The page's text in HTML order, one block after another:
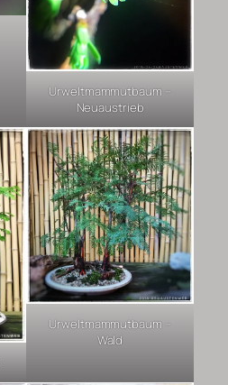
Urweltmammutbaum –
Neuaustrieb
Urweltmammutbaum –
Wald